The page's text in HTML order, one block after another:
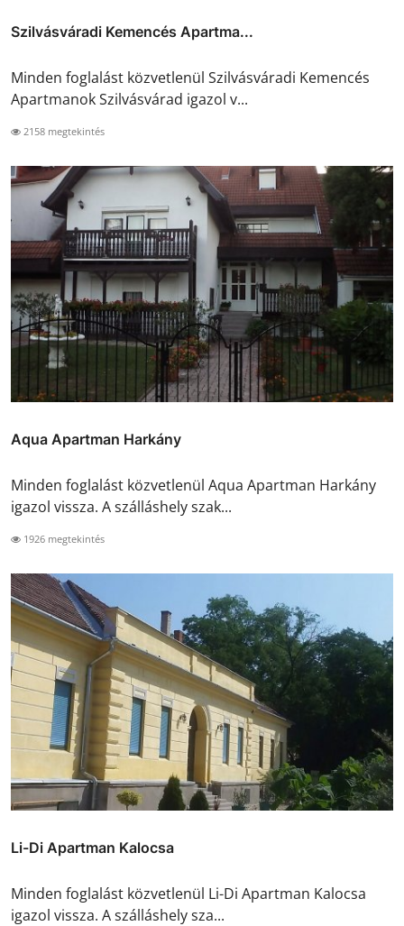
Szilvásváradi Kemencés Apartma...
Minden foglalást közvetlenül Szilvásváradi Kemencés
Apartmanok Szilvásvárad igazol v...
2158 megtekintés
Aqua Apartman Harkány
Minden foglalást közvetlenül Aqua Apartman Harkány
igazol vissza. A szálláshely szak...
1926 megtekintés
Li-Di Apartman Kalocsa
Minden foglalást közvetlenül Li-Di Apartman Kalocsa
igazol vissza. A szálláshely sza...